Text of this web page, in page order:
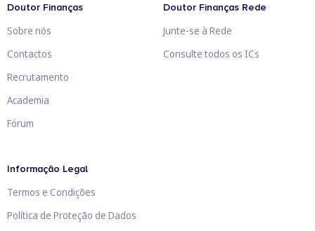
Doutor Finanças
Sobre nós
Contactos
Recrutamento
Academia
Fórum
Doutor Finanças Rede
Junte-se à Rede
Consulte todos os ICs
Informação Legal
Termos e Condições
Política de Proteção de Dados